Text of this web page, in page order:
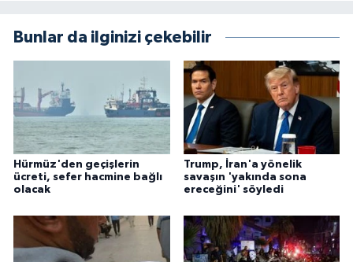
Bunlar da ilginizi çekebilir
Hürmüz'den geçişlerin
ücreti, sefer hacmine bağlı
olacak
Trump, İran'a yönelik
savaşın 'yakında sona
ereceğini' söyledi